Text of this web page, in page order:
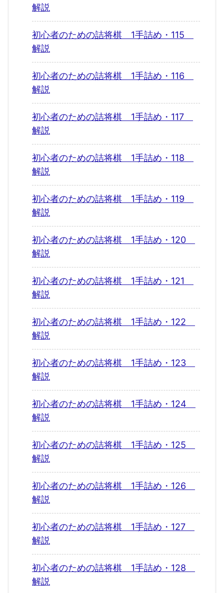
解説
初心者のための詰将棋 1手詰め・115
解説
初心者のための詰将棋 1手詰め・116
解説
初心者のための詰将棋 1手詰め・117
解説
初心者のための詰将棋 1手詰め・118
解説
初心者のための詰将棋 1手詰め・119
解説
初心者のための詰将棋 1手詰め・120
解説
初心者のための詰将棋 1手詰め・121
解説
初心者のための詰将棋 1手詰め・122
解説
初心者のための詰将棋 1手詰め・123
解説
初心者のための詰将棋 1手詰め・124
解説
初心者のための詰将棋 1手詰め・125
解説
初心者のための詰将棋 1手詰め・126
解説
初心者のための詰将棋 1手詰め・127
解説
初心者のための詰将棋 1手詰め・128
解説